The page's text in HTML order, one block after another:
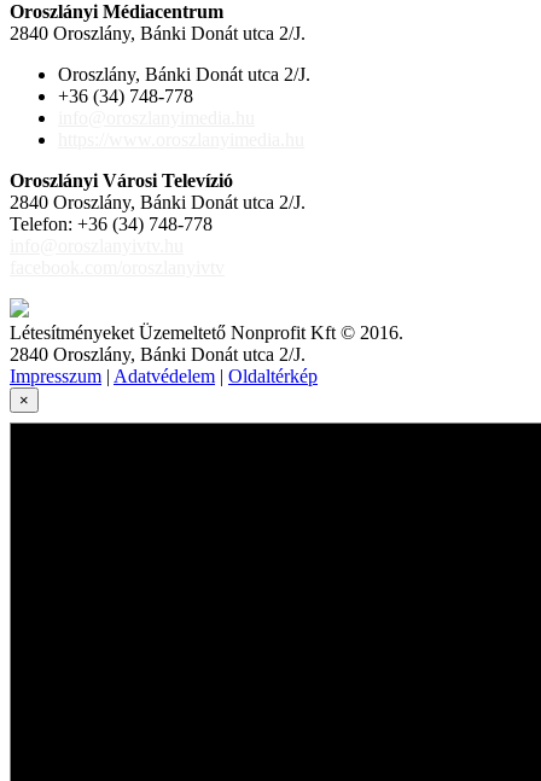
Oroszlányi Médiacentrum
2840 Oroszlány, Bánki Donát utca 2/J.
Oroszlány, Bánki Donát utca 2/J.
+36 (34) 748-778
Oroszlányi Városi Televízió
2840 Oroszlány, Bánki Donát utca 2/J.
Telefon: +36 (34) 748-778
Létesítményeket Üzemeltető Nonprofit Kft © 2016.
2840 Oroszlány, Bánki Donát utca 2/J.
Impresszum | Adatvédelem | Oldaltérkép
×